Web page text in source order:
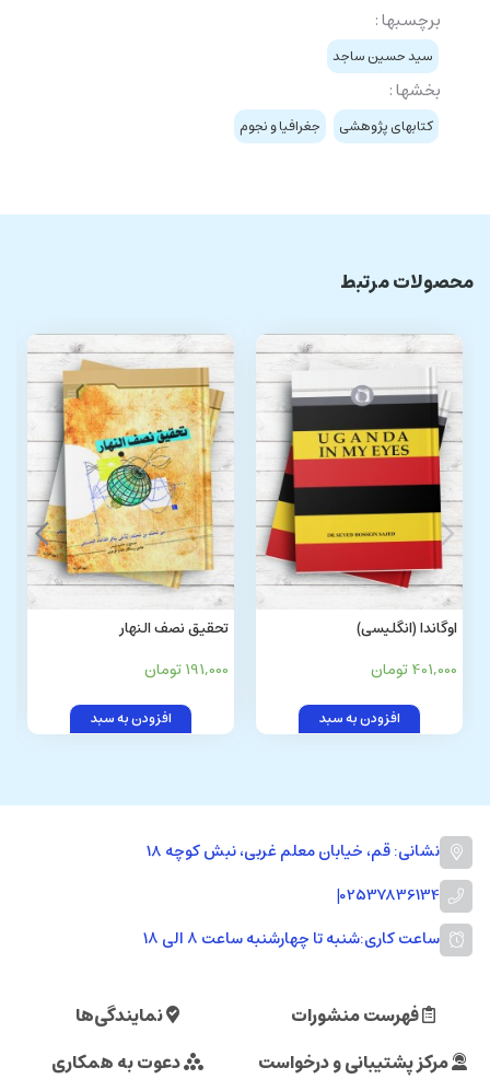
برچسبها :
سید حسین ساجد
بخشها :
کتابهای پژوهشی جغرافیا و نجوم
محصولات مرتبط
اوگاندا (انگليسی)
401,000 تومان
افزودن به سبد
تحقیق نصف النهار
191,000 تومان
افزودن به سبد
نشانی: قم، خیابان معلم غربی، نبش کوچه 18
02537836134
|
ساعت کاری:شنبه تا چهارشنبه ساعت ۸ الی ۱۸
فهرست منشورات
نمایندگی‌ها
مرکز پشتیبانی و درخواست
دعوت به همکاری